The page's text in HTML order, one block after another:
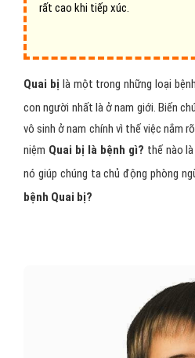
rất cao khi tiếp xúc.
Quai bị là một trong những loại
con người nhất là ở nam giới. Biến
vô sinh ở nam chính vì thế việc nắm
niệm Quai bị là bệnh gì? thế nào là
nó giúp chúng ta chủ động phòng
bệnh Quai bị?